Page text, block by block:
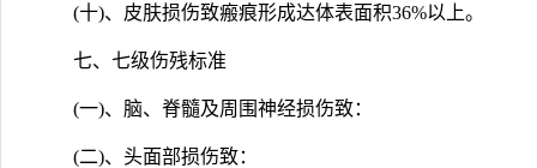
(十)、皮肤损伤致瘢痕形成达体表面积36%以上。
七、七级伤残标准
(一)、脑、脊髓及周围神经损伤致：
(二)、头面部损伤致：